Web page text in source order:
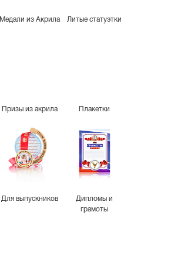
Медали из Акрила Литые статуэтки
Призы из акрила Плакетки
Для выпускников
Дипломы и
грамоты